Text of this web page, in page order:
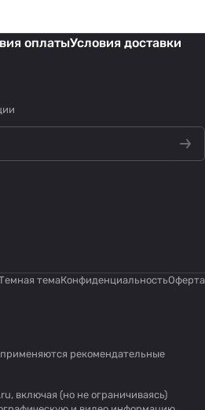
оплатыУсловия доставки
темаКонфиденциальностьОферта
рекомендательные
включая (но не ограничиваясь)